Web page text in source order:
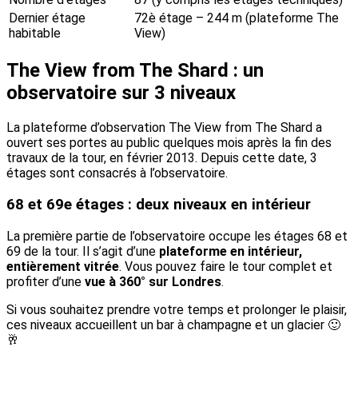
Dernier étage
habitable
72è étage – 244 m (plateforme The
View)
The View from The Shard : un
observatoire sur 3 niveaux
La plateforme d’observation The View from The Shard a
ouvert ses portes au public quelques mois après la fin des
travaux de la tour, en février 2013. Depuis cette date, 3
étages sont consacrés à l’observatoire.
68 et 69e étages : deux niveaux en intérieur
La première partie de l’observatoire occupe les étages 68 et
69 de la tour. Il s’agit d’une plateforme en intérieur,
entièrement vitrée. Vous pouvez faire le tour complet et
profiter d’une vue à 360° sur Londres.
Si vous souhaitez prendre votre temps et prolonger le plaisir,
ces niveaux accueillent un bar à champagne et un glacier 🙂
🥂